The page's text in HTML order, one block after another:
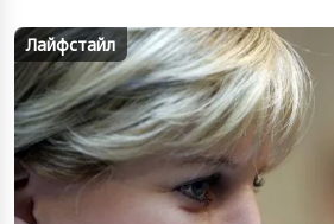
Лайфстайл